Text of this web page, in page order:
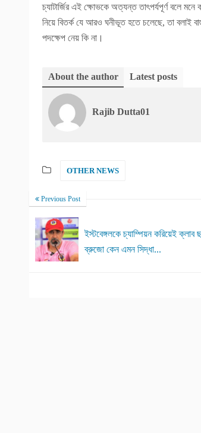
চ্যাটার্জির এই ক্ষোভকে অত্যন্ত তাৎপর্যপূর্ণ বলে
নিয়ে বিতর্ক যে আরও ঘনীভূত হতে চলেছে, তা বলাই
পদক্ষেপ নেয় কি না।
About the author Latest posts
Rajib Dutta01
OTHER NEWS
Previous Post
ইস্টবেঙ্গলকে চ্যাম্পিয়ন করিয়েই
ব্রুজো কেন এমন সিদ্ধা...